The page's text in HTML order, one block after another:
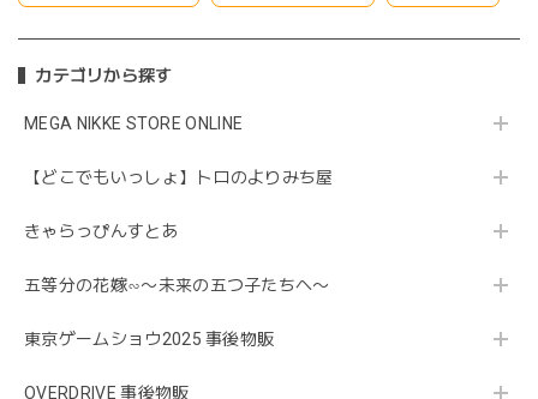
カテゴリから探す
MEGA NIKKE STORE ONLINE
【どこでもいっしょ】トロのよりみち屋
きゃらっぴんすとあ
五等分の花嫁∽〜未来の五つ子たちへ〜
東京ゲームショウ2025 事後物販
OVERDRIVE 事後物販